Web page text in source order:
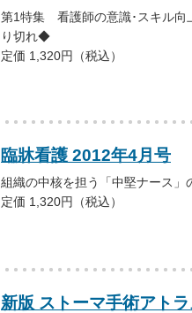
第1特集 看護師の意識･スキル向
り切れ◆
定価 1,320円（税込）
臨牀看護 2012年4月号
組織の中核を担う「中堅ナース
定価 1,320円（税込）
新版 ストーマ手術アト